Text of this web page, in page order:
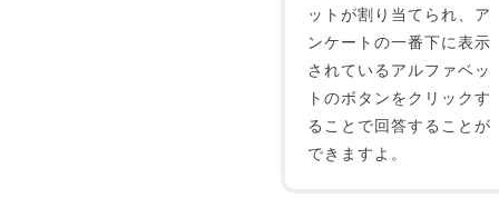
ットが割り当てられ、ア
ンケートの一番下に表示
されているアルファベッ
トのボタンをクリックす
ることで回答することが
できますよ。